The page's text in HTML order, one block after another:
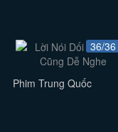
36/36
Phim Trung Quốc